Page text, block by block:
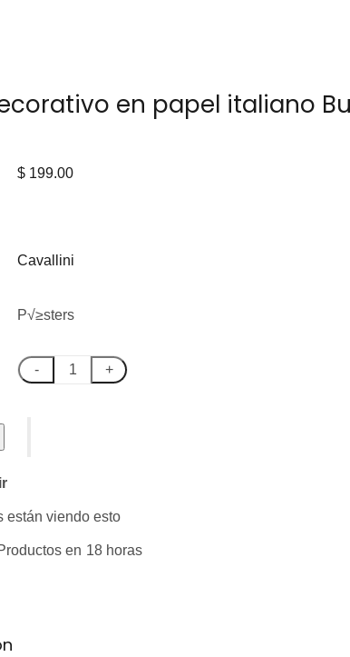
en papel italiano
$ 199.00
Cavallini
P√≥sters
- +
están viendo esto
en 18 horas